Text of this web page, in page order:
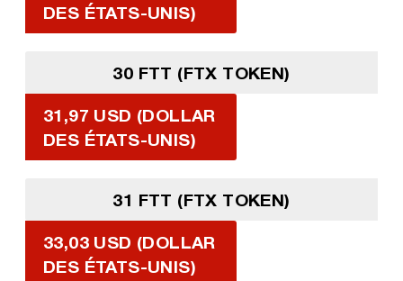
DES ÉTATS-UNIS)
30 FTT (FTX TOKEN)
31,97 USD (DOLLAR
DES ÉTATS-UNIS)
31 FTT (FTX TOKEN)
33,03 USD (DOLLAR
DES ÉTATS-UNIS)